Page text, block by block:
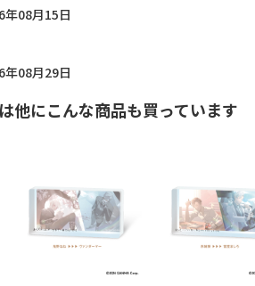
08月15日
08月29日
他にこんな商品も買っています